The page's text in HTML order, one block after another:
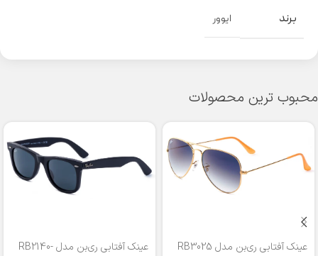
برند ایوور
محبوب ترین محصولات
عینک آفتابی ری‌بن مدل RB3025
عینک آفتابی ری‌بن مدل RB2140-